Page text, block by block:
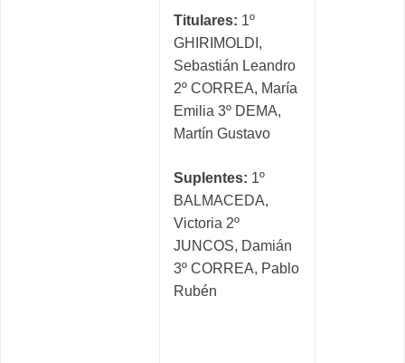
Titulares: 1º
GHIRIMOLDI,
Sebastián Leandro
2º CORREA, María
Emilia 3º DEMA,
Martín Gustavo
Suplentes: 1º
BALMACEDA,
Victoria 2º
JUNCOS, Damián
3º CORREA, Pablo
Rubén